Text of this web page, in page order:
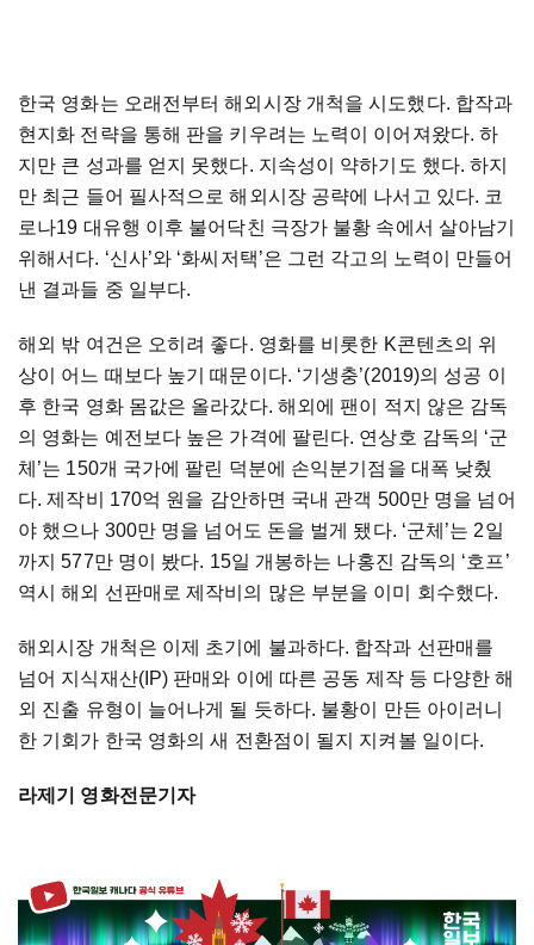
한국 영화는 오래전부터 해외시장 개척을 시도했다. 합작과
현지화 전략을 통해 판을 키우려는 노력이 이어져왔다. 하
지만 큰 성과를 얻지 못했다. 지속성이 약하기도 했다. 하지
만 최근 들어 필사적으로 해외시장 공략에 나서고 있다. 코
로나19 대유행 이후 불어닥친 극장가 불황 속에서 살아남기
위해서다. ‘신사’와 ‘화씨저택’은 그런 각고의 노력이 만들어
낸 결과들 중 일부다.
해외 밖 여건은 오히려 좋다. 영화를 비롯한 K콘텐츠의 위
상이 어느 때보다 높기 때문이다. ‘기생충’(2019)의 성공 이
후 한국 영화 몸값은 올라갔다. 해외에 팬이 적지 않은 감독
의 영화는 예전보다 높은 가격에 팔린다. 연상호 감독의 ‘군
체’는 150개 국가에 팔린 덕분에 손익분기점을 대폭 낮췄
다. 제작비 170억 원을 감안하면 국내 관객 500만 명을 넘어
야 했으나 300만 명을 넘어도 돈을 벌게 됐다. ‘군체’는 2일
까지 577만 명이 봤다. 15일 개봉하는 나홍진 감독의 ‘호프’
역시 해외 선판매로 제작비의 많은 부분을 이미 회수했다.
해외시장 개척은 이제 초기에 불과하다. 합작과 선판매를
넘어 지식재산(IP) 판매와 이에 따른 공동 제작 등 다양한 해
외 진출 유형이 늘어나게 될 듯하다. 불황이 만든 아이러니
한 기회가 한국 영화의 새 전환점이 될지 지켜볼 일이다.
라제기 영화전문기자